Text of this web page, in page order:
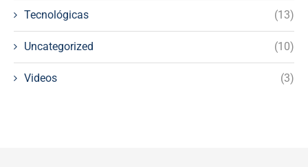
Tecnológicas (13)
Uncategorized (10)
Videos (3)